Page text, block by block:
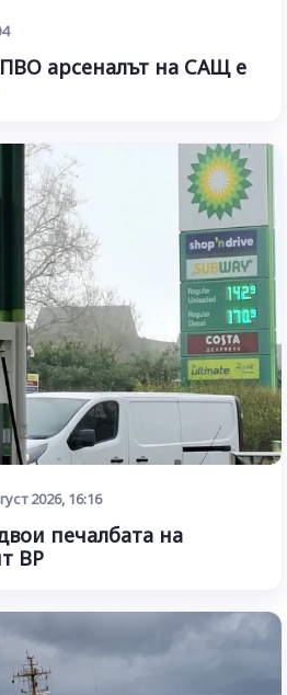
арсеналът на САЩ е
2026, 16:16
печалбата на
BP